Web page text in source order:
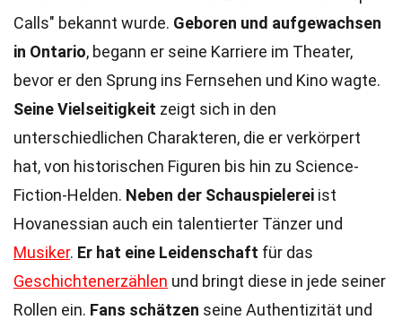
Calls" bekannt wurde. Geboren und aufgewachsen
in Ontario, begann er seine Karriere im Theater,
bevor er den Sprung ins Fernsehen und Kino wagte.
Seine Vielseitigkeit zeigt sich in den
unterschiedlichen Charakteren, die er verkörpert
hat, von historischen Figuren bis hin zu Science-
Fiction-Helden. Neben der Schauspielerei ist
Hovanessian auch ein talentierter Tänzer und
Musiker. Er hat eine Leidenschaft für das
Geschichtenerzählen und bringt diese in jede seiner
Rollen ein. Fans schätzen seine Authentizität und